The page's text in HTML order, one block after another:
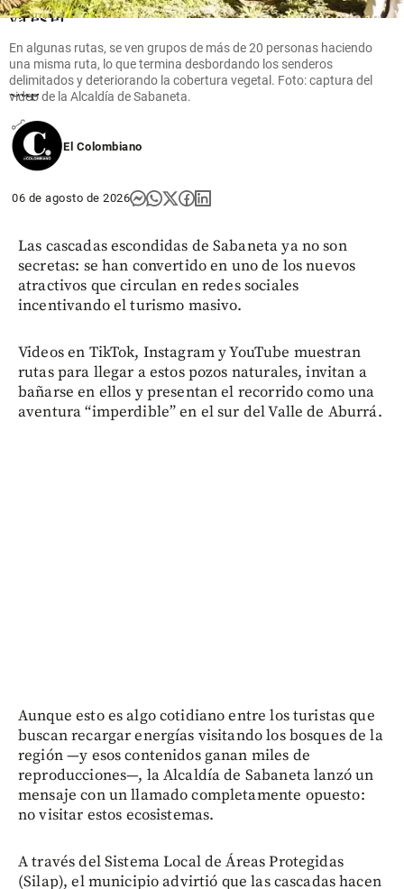
ya es el
goleador
de la
Leagues
Cup
share
En algunas rutas, se ven grupos de más de 20 personas haciendo
una misma ruta, lo que termina desbordando los senderos
delimitados y deteriorando la cobertura vegetal. Foto: captura del
video de la Alcaldía de Sabaneta.
El Colombiano
06 de agosto de 2026
Las cascadas escondidas de Sabaneta ya no son
secretas: se han convertido en uno de los nuevos
atractivos que circulan en redes sociales
incentivando el turismo masivo.
Videos en TikTok, Instagram y YouTube muestran
rutas para llegar a estos pozos naturales, invitan a
bañarse en ellos y presentan el recorrido como una
aventura “imperdible” en el sur del Valle de Aburrá.
Aunque esto es algo cotidiano entre los turistas que
buscan recargar energías visitando los bosques de la
región —y esos contenidos ganan miles de
reproducciones—, la Alcaldía de Sabaneta lanzó un
mensaje con un llamado completamente opuesto:
no visitar estos ecosistemas.
A través del Sistema Local de Áreas Protegidas
(Silap), el municipio advirtió que las cascadas hacen